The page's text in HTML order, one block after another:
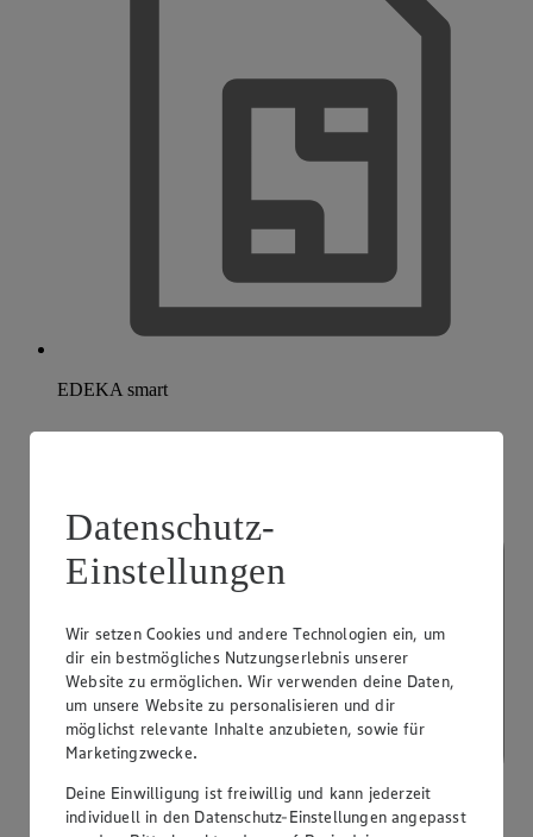
EDEKA smart
Datenschutz-
Einstellungen
Wir setzen Cookies und andere Technologien ein, um
dir ein bestmögliches Nutzungserlebnis unserer
Website zu ermöglichen. Wir verwenden deine Daten,
um unsere Website zu personalisieren und dir
möglichst relevante Inhalte anzubieten, sowie für
Marketingzwecke.
Deine Einwilligung ist freiwillig und kann jederzeit
individuell in den Datenschutz-Einstellungen angepasst